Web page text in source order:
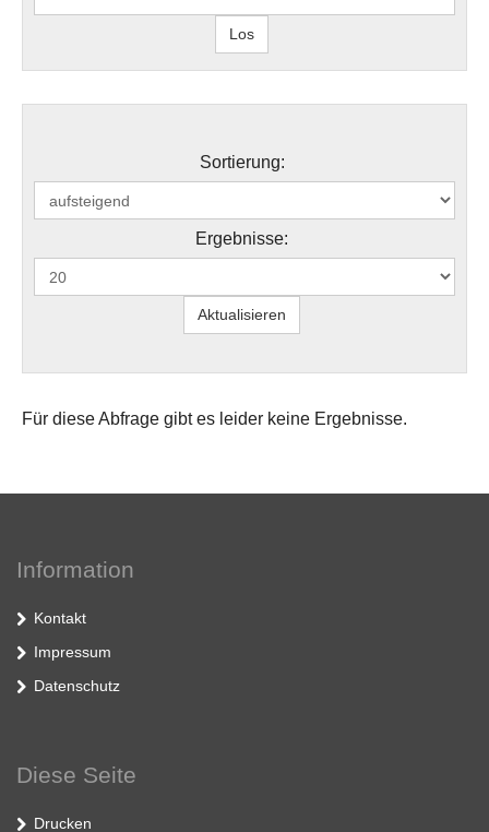
Sortierung:
Ergebnisse:
Für diese Abfrage gibt es leider keine Ergebnisse.
Information
Kontakt
Impressum
Datenschutz
Diese Seite
Drucken